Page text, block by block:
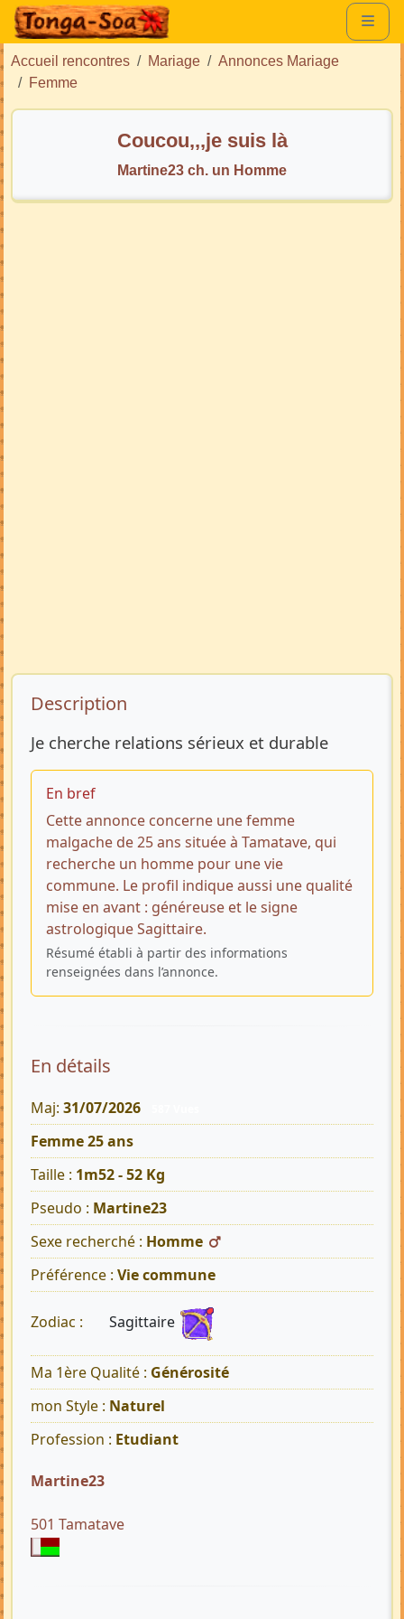
Accueil rencontres Mariage
Annonces Mariage
Femme
Coucou,,,je suis là
Martine23 ch. un Homme
Description de l’annonce
Description
Je cherche relations sérieux et durable
En bref
Cette annonce concerne une femme
malgache de 25 ans située à Tamatave, qui
recherche un homme pour une vie
commune. Le profil indique aussi une qualité
mise en avant : généreuse et le signe
astrologique Sagittaire.
Résumé établi à partir des informations
renseignées dans l’annonce.
En détails
Maj: 31/07/2026
Femme 25 ans
Taille : 1m52 - 52 Kg
Pseudo : Martine23
Sexe recherché : Homme
Préférence : Vie commune
Zodiac : Sagittaire
Ma 1ère Qualité : Générosité
mon Style : Naturel
Profession : Etudiant
Martine23
501 Tamatave